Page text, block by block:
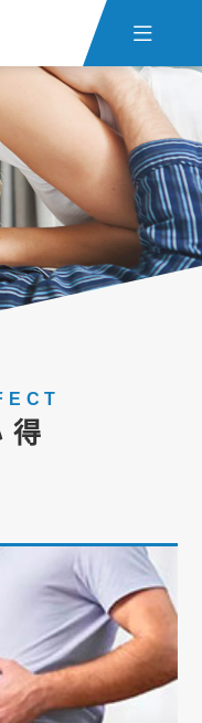

心得
詢